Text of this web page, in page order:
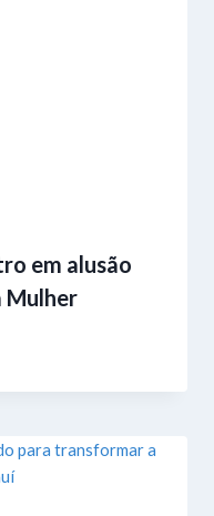
em alusão
Mulher